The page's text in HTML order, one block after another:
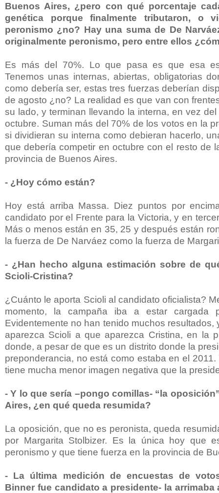
Buenos Aires, ¿pero con qué porcentaje
genética porque finalmente tributaron, o
peronismo ¿no? Hay una suma de De
originalmente peronismo, pero entre ellos
Es más del 70%. Lo que pasa es que esa
Tenemos unas internas, abiertas, obligatorias
como debería ser, estas tres fuerzas deberían
de agosto ¿no? La realidad es que van con
su lado, y terminan llevando la interna, en vez
octubre. Suman más del 70% de los votos en la
si dividieran su interna como debieran hacerlo,
que debería competir en octubre con el resto de
provincia de Buenos Aires.
- ¿Hoy cómo están?
Hoy está arriba Massa. Diez puntos por
candidato por el Frente para la Victoria, y en
Más o menos están en 35, 25 y después están
la fuerza de De Narváez como la fuerza de
- ¿Han hecho alguna estimación sobre de
Scioli-Cristina?
¿Cuánto le aporta Scioli al candidato oficialista?
momento, la campaña iba a estar cargada
Evidentemente no han tenido muchos resultados,
aparezca Scioli a que aparezca Cristina, en la
donde, a pesar de que es un distrito donde la
preponderancia, no está como estaba en el
tiene mucha menor imagen negativa que la
- Y lo que sería –pongo comillas- “la
Aires, ¿en qué queda resumida?
La oposición, que no es peronista, queda
por Margarita Stolbizer. Es la única hoy que
peronismo y que tiene fuerza en la provincia de
- La última medición de encuestas de
Binner fue candidato a presidente- la arrimaba